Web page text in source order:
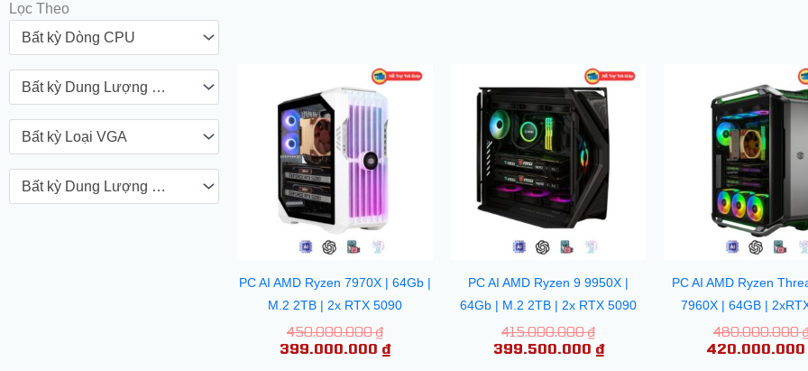
Lọc Theo
Bất kỳ Dòng CPU
Bất kỳ Dung Lượng VGA
Bất kỳ Loại VGA
Bất kỳ Dung Lượng Ổ Cứng
PC AI AMD Ryzen 7970X | 64Gb |
M.2 2TB | 2x RTX 5090
450.000.000₫
Giá
gốc
là:
450.000.000 ₫.
399.000.000 ₫
Giá
399.000.000 ₫.
PC AI AMD Ryzen 9 9950X |
64Gb | M.2 2TB | 2x RTX 5090
415.000.000₫
Giá
gốc
là:
415.000.000 ₫.
399.500.000 ₫
Giá
hiện
tại
là:
399.500.000 ₫.
PC AI AMD Ryzen
7960X | 64GB |
480.000.000
420.000.000